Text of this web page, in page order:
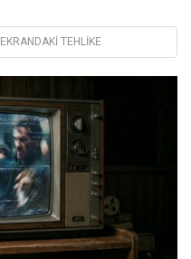
EKRANDAKİ TEHLİKE